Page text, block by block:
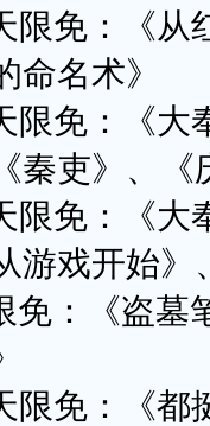
限免：《
命名术》
限免：《
秦吏》、《
限免：《
游戏开始
免：《盗
限免：《